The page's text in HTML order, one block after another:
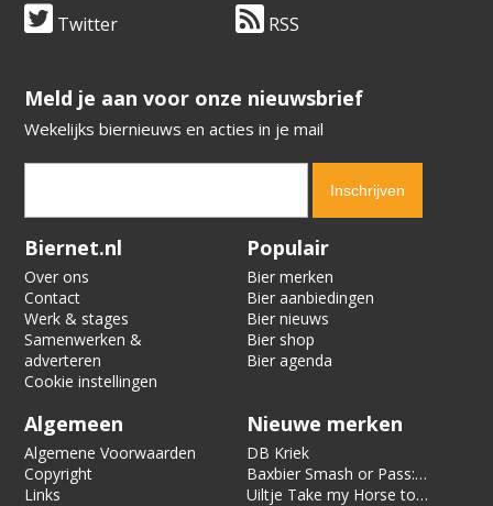
Twitter RSS
​​​​​​​Meld je aan voor onze nieuwsbrief
Wekelijks biernieuws en acties in je mail
Verification code:
Biernet.nl
Over ons
Contact
Werk & stages
Samenwerken &
adverteren
Cookie instellingen
Populair
Bier merken
Bier aanbiedingen
Bier nieuws
Bier shop
Bier agenda
Algemeen
Algemene Voorwaarden
Copyright
Links
Nieuwe merken
DB Kriek
Baxbier Smash or Pass:
Strata
Uiltje Take my Horse to